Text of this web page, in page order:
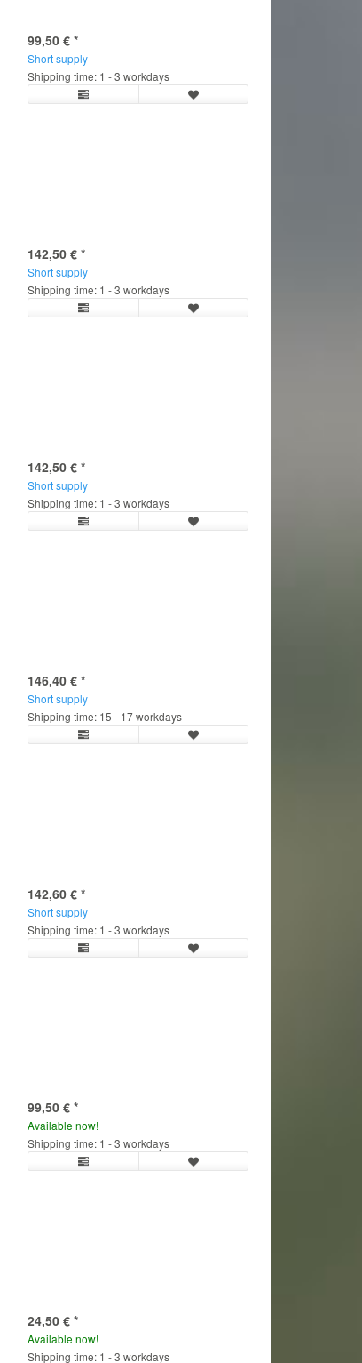
99,50 € *
Short supply
Shipping time: 1 - 3 workdays
142,50 € *
Short supply
Shipping time: 1 - 3 workdays
142,50 € *
Short supply
Shipping time: 1 - 3 workdays
146,40 € *
Short supply
Shipping time: 15 - 17 workdays
142,60 € *
Short supply
Shipping time: 1 - 3 workdays
99,50 € *
Available now!
Shipping time: 1 - 3 workdays
24,50 € *
Available now!
Shipping time: 1 - 3 workdays